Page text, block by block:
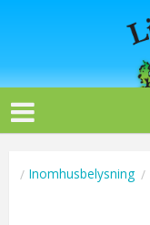
Inomhusbelysning